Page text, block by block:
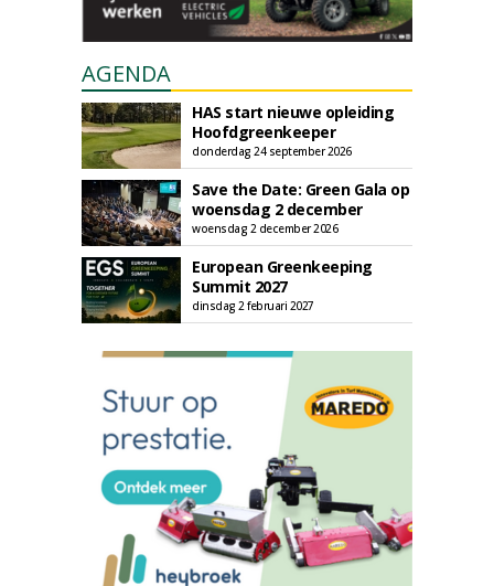
AGENDA
HAS start nieuwe opleiding
Hoofdgreenkeeper
donderdag 24 september 2026
Save the Date: Green Gala op
woensdag 2 december
woensdag 2 december 2026
European Greenkeeping
Summit 2027
dinsdag 2 februari 2027